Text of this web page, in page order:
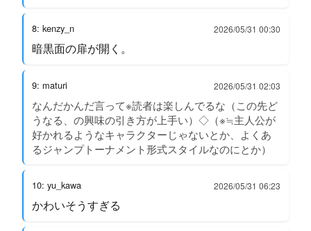
8: kenzy_n 2026/05/31 00:30
暗黒面の扉が開く。
9: maturi 2026/05/31 02:03
なんだかんだ言って※読者は楽しんでるな（この先ど
うなる、の興味の引き方が上手い）◇（※≒主人公が
好かれるようなキャラクターじゃないとか、よくあ
るジャンプトーナメント形式スタイルなのにとか）
10: yu_kawa 2026/05/31 06:23
かわいそうすぎる